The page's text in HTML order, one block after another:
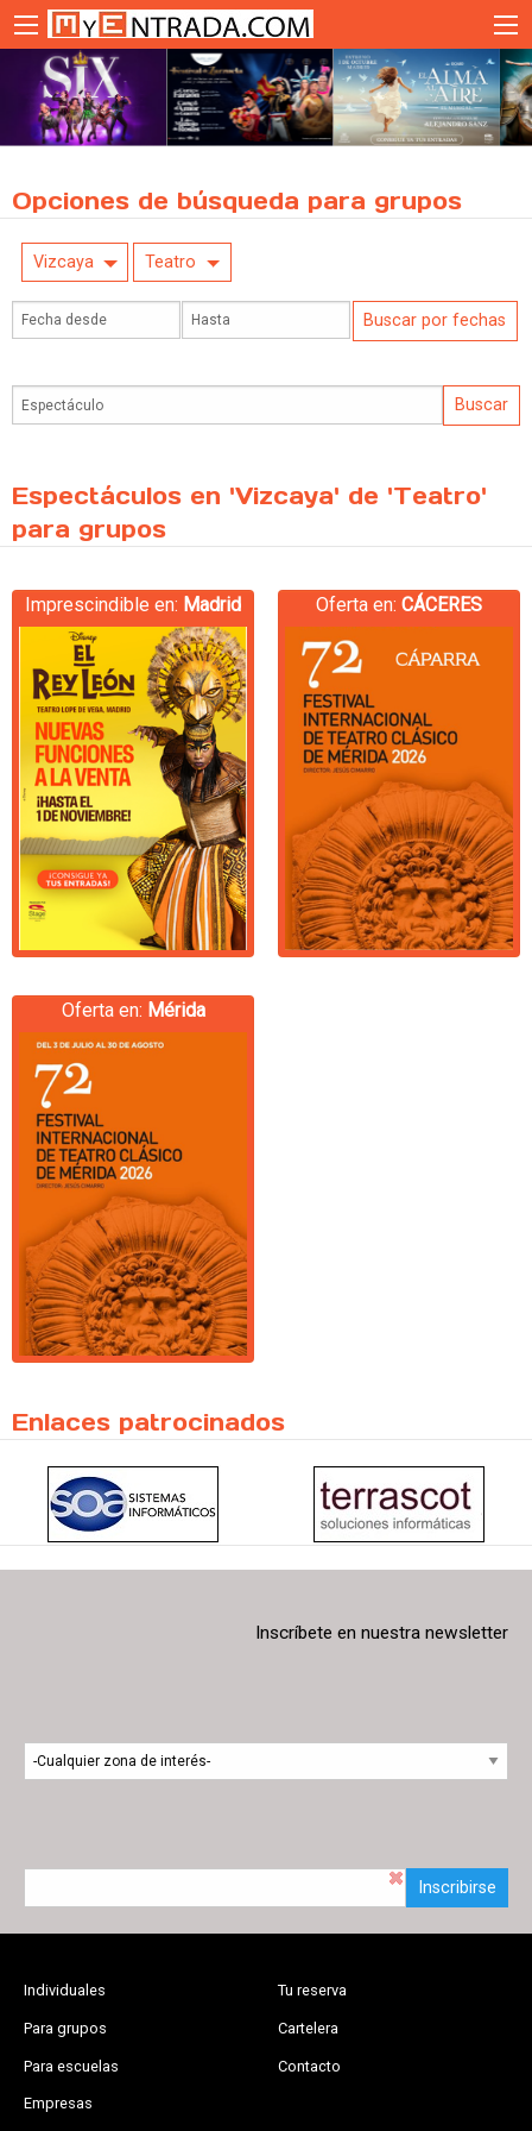
Opciones de búsqueda para grupos
Vizcaya Teatro
Espectáculos en 'Vizcaya' de 'Teatro'
para grupos
Imprescindible en: Madrid Oferta en: CÁCERES
Oferta en: Mérida
Enlaces patrocinados
Inscríbete en nuestra newsletter
Inscribirse
Individuales
Para grupos
Para escuelas
Empresas
Tu reserva
Cartelera
Contacto